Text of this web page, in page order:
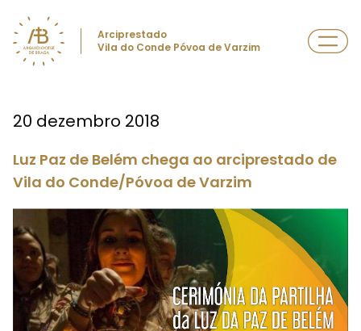
Arciprestado
Vila do Conde Póvoa de Varzim
20 dezembro 2018
Luz Paz de Belém chega ao arciprestado de
Vila do Conde/Póvoa de Varzim